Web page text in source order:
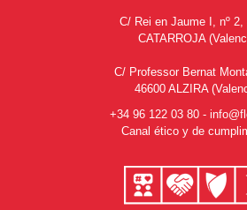
C/ Rei en Jaume I, nº 2,
CATARROJA
C/ Professor Bernat
46600 ALZIRA
+34 96 122 03 80 -
Canal ético y de